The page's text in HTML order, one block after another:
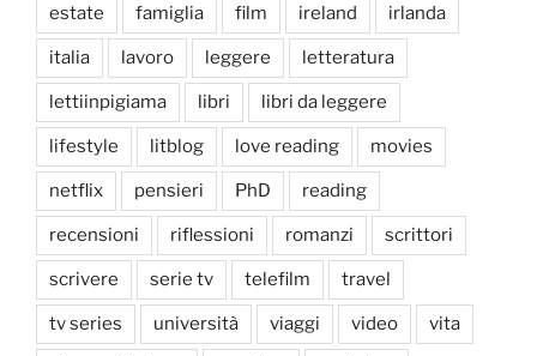
estate famiglia film ireland irlanda
italia lavoro leggere letteratura
lettiinpigiama libri libri da leggere
lifestyle litblog love reading movies
netflix pensieri PhD reading
recensioni riflessioni romanzi scrittori
scrivere serie tv telefilm travel
tv series università viaggi video vita